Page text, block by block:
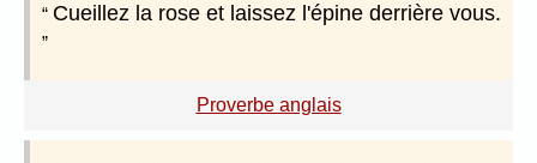
Cueillez la rose et laissez l'épine derrière vous.
Proverbe anglais